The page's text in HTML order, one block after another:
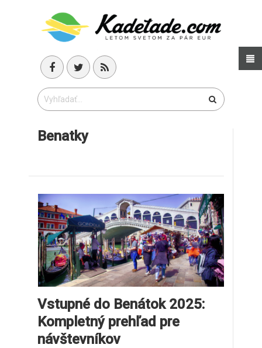
Benatky
Vstupné do Benátok 2025:
Kompletný prehľad pre
návštevníkov